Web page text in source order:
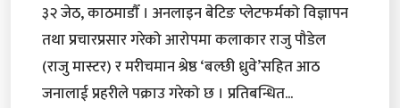
३२ जेठ, काठमाडाैँ । अनलाइन बेटिङ प्लेटफर्मको विज्ञापन
तथा प्रचारप्रसार गरेको आरोपमा कलाकार राजु पौडेल
(राजु मास्टर) र मरीचमान श्रेष्ठ ‘बल्छी ध्रुवे’सहित आठ
जनालाई प्रहरीले पक्राउ गरेको छ । प्रतिबन्धित...